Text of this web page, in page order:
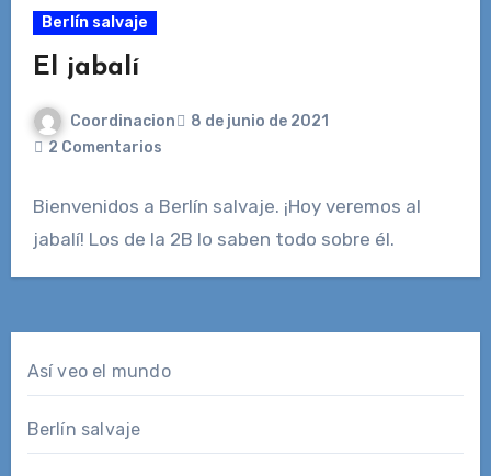
Berlín salvaje
El jabalí
Coordinacion
8 de junio de 2021
2 Comentarios
Bienvenidos a Berlín salvaje. ¡Hoy veremos al
jabalí! Los de la 2B lo saben todo sobre él.
Así veo el mundo
Berlín salvaje